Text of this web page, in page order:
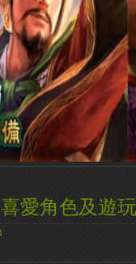
愛角色及遊